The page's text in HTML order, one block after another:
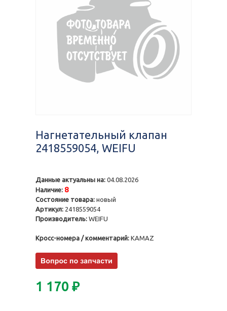
Нагнетательный клапан
2418559054, WEIFU
Данные актуальны на: 04.08.2026
Наличие: 8
Состояние товара: новый
Артикул: 2418559054
Производитель: WEIFU
Кросс-номера / комментарий: KAMAZ
1 170 ₽